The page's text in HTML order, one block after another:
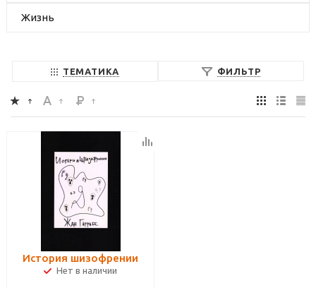
Жизнь
ТЕМАТИКА ФИЛЬТР
История шизофрении
Нет в наличии